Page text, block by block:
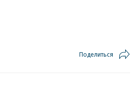
Поделиться